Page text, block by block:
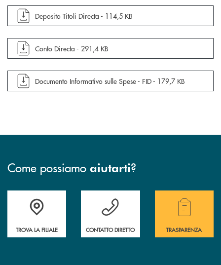
apre documento in una nuova finestra
Deposito Titoli Directa - 114,5 KB
apre documento in una nuova finestra
Conto Directa - 291,4 KB
apre documento in una nuova finestra
Documento Informativo sulle Spese - FID - 179,7 KB
Come possiamo aiutarti?
Accedi all' elenco completo delle filiali.
TROVA LA FILIALE
Hai bisogno di assistenza immediata?
CONTATTO DIRETTO
Hai bisogno di
TRASPARENZA